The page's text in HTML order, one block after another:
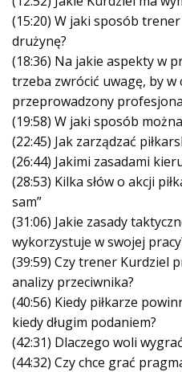
(15:20) W jaki sposób
drużynę?
(18:36) Na jakie aspekty w
trzeba zwrócić uwagę, by w
przeprowadzony
(19:58) W jaki sposób
(22:45) Jak zarządzać
(26:44) Jakimi zasadami
(28:53) Kilka słów o akcji
sam”
(31:06) Jakie zasady
wykorzystuje w swojej
(39:59) Czy trener Kurdziel
analizy przeciwnika?
(40:56) Kiedy piłkarze
kiedy długim podaniem?
(42:31) Dlaczego woli
(44:32) Czy chce grać